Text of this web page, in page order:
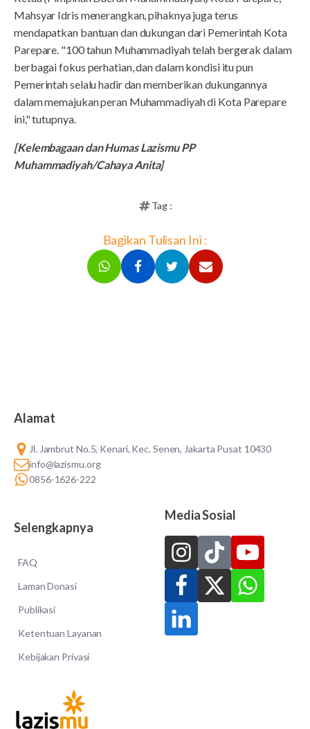
Mahsyar Idris menerangkan, pihaknya juga terus
mendapatkan bantuan dan dukungan dari Pemerintah Kota
Parepare. "100 tahun Muhammadiyah telah bergerak dalam
berbagai fokus perhatian, dan dalam kondisi itu pun
Pemerintah selalu hadir dan memberikan dukungannya
dalam memajukan peran Muhammadiyah di Kota Parepare
ini," tutupnya.
[Kelembagaan dan Humas Lazismu PP
Muhammadiyah/Cahaya Anita]
Tag :
Bagikan Tulisan Ini :
Alamat
Jl. Jambrut No.5, Kenari, Kec. Senen, Jakarta Pusat 10430
info@lazismu.org
0856-1626-222
Selengkapnya
FAQ
Laman Donasi
Publikasi
Ketentuan Layanan
Kebijakan Privasi
Media Sosial